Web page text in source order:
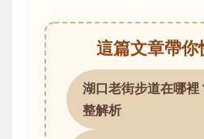
這篇文章帶你
湖口老街步道在哪裡
整解析